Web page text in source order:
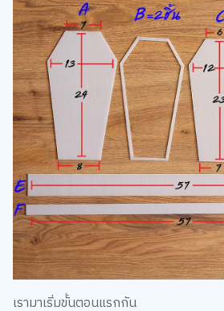
เรามาเริ่มขั้นตอนแรกกัน